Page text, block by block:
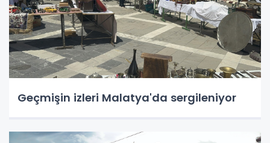
Geçmişin izleri Malatya'da sergileniyor